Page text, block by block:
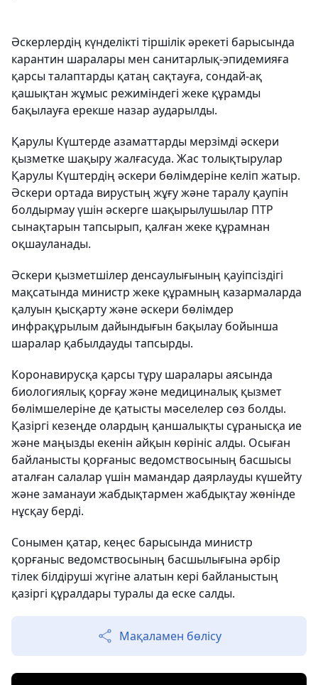
Әскерлердің күнделікті тіршілік әрекеті барысында
карантин шаралары мен санитарлық-эпидемияға
қарсы талаптарды қатаң сақтауға, сондай-ақ
қашықтан жұмыс режиміндегі жеке құрамды
бақылауға ерекше назар аударылды.
Қарулы Күштерде азаматтарды мерзімді әскери
қызметке шақыру жалғасуда. Жас толықтырулар
Қарулы Күштердің әскери бөлімдеріне келіп жатыр.
Әскери ортада вирустың жұғу және таралу қаупін
болдырмау үшін әскерге шақырылушылар ПТР
сынақтарын тапсырып, қалған жеке құрамнан
оқшауланады.
Әскери қызметшілер денсаулығының қауіпсіздігі
мақсатында министр жеке құрамның казармаларда
қалуын қысқарту және әскери бөлімдер
инфрақұрылым дайындығын бақылау бойынша
шаралар қабылдауды тапсырды.
Коронавирусқа қарсы тұру шаралары аясында
биологиялық қорғау және медициналық қызмет
бөлімшелеріне де қатысты мәселелер сөз болды.
Қазіргі кезеңде олардың қаншалықты сұранысқа ие
және маңызды екенін айқын көрініс алды. Осыған
байланысты қорғаныс ведомствосының басшысы
аталған салалар үшін мамандар даярлауды күшейту
және заманауи жабдықтармен жабдықтау жөнінде
нұсқау берді.
Сонымен қатар, кеңес барысында министр
қорғаныс ведомствосының басшылығына әрбір
тілек білдіруші жүгіне алатын кері байланыстың
қазіргі құралдары туралы да еске салды.
Мақаламен бөлісу